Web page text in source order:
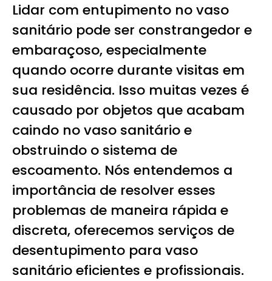
Lidar com entupimento no vaso
sanitário pode ser constrangedor e
embaraçoso, especialmente
quando ocorre durante visitas em
sua residência. Isso muitas vezes é
causado por objetos que acabam
caindo no vaso sanitário e
obstruindo o sistema de
escoamento. Nós entendemos a
importância de resolver esses
problemas de maneira rápida e
discreta, oferecemos serviços de
desentupimento para vaso
sanitário eficientes e profissionais.